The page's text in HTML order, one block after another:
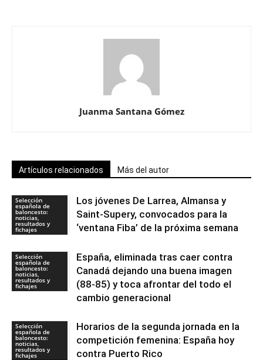
Juanma Santana Gómez
Artículos relacionados Más del autor
Selección
española de
baloncesto:
noticias,
resultados y
fichajes
Los jóvenes De Larrea, Almansa y
Saint-Supery, convocados para la
‘ventana Fiba’ de la próxima semana
Selección
española de
baloncesto:
noticias,
resultados y
fichajes
España, eliminada tras caer contra
Canadá dejando una buena imagen
(88-85) y toca afrontar del todo el
cambio generacional
Selección
española de
baloncesto:
noticias,
resultados y
fichajes
Horarios de la segunda jornada en la
competición femenina: España hoy
contra Puerto Rico